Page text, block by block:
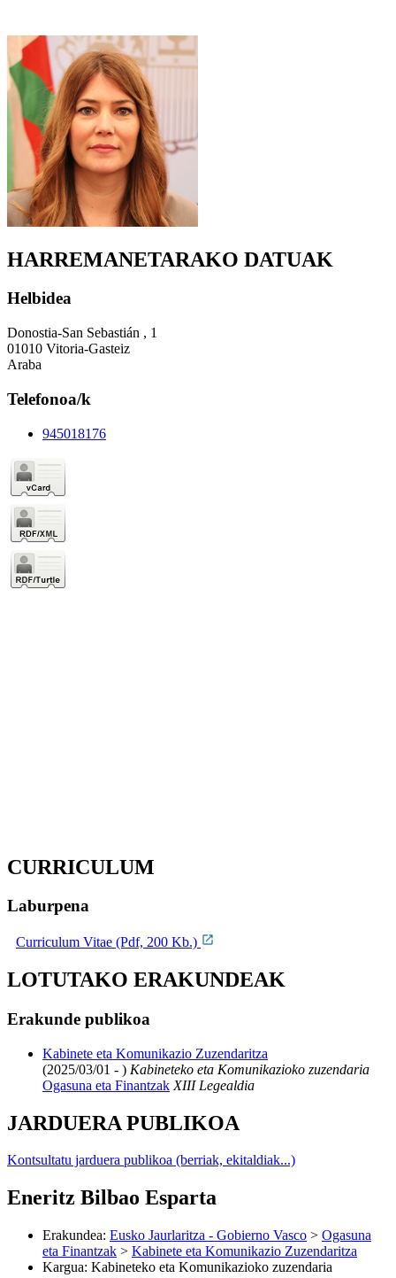
HARREMANETARAKO DATUAK
Helbidea
Donostia-San Sebastián , 1
01010 Vitoria-Gasteiz
Araba
Telefonoa/k
945018176
CURRICULUM
Laburpena
Curriculum Vitae (Pdf, 200 Kb.)
LOTUTAKO ERAKUNDEAK
Erakunde publikoa
Kabinete eta Komunikazio Zuzendaritza
(2025/03/01 - ) Kabineteko eta Komunikazioko zuzendaria
Ogasuna eta Finantzak XIII Legealdia
JARDUERA PUBLIKOA
Kontsultatu jarduera publikoa (berriak, ekitaldiak...)
Eneritz Bilbao Esparta
Erakundea: Eusko Jaurlaritza - Gobierno Vasco > Ogasuna
eta Finantzak > Kabinete eta Komunikazio Zuzendaritza
Kargua: Kabineteko eta Komunikazioko zuzendaria